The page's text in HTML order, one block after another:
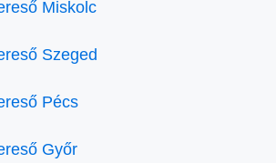
Miskolc
Szeged
Pécs
Győr